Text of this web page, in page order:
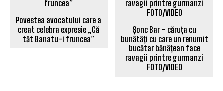
Povestea avocatului care a
creat celebra expresie „Că
tăt Banatu-i fruncea”
Șonc Bar – căruța cu
bunătăți cu care un renumit
bucătar bănățean face
ravagii printre gurmanzi
FOTO/VIDEO